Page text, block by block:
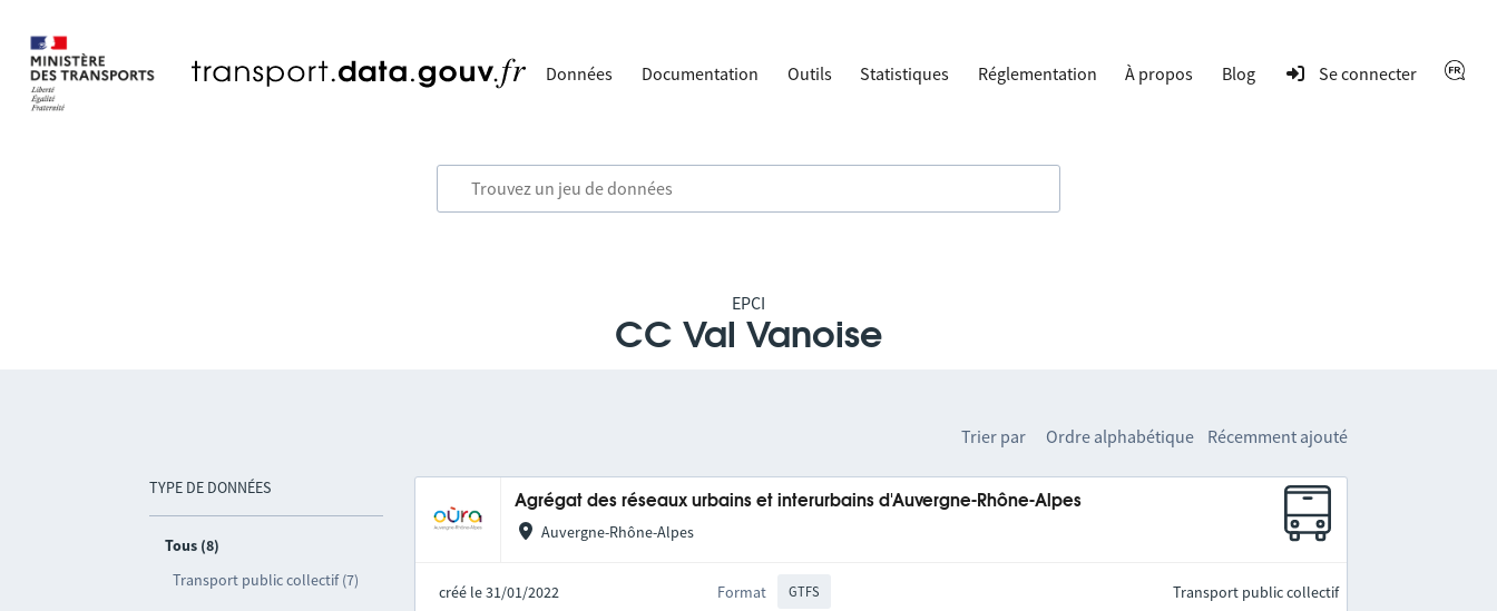
Données Documentation Outils Statistiques Réglementation À propos Blog Se connecter
EPCI
CC Val Vanoise
TYPE DE DONNÉES
Tous (8)
Transport public collectif (7)
Trier par Ordre alphabétique Récemment ajouté
Agrégat des réseaux urbains et interurbains d'Auvergne-Rhône-Alpes
Auvergne-Rhône-Alpes
créé le 31/01/2022 Format GTFS Transport public collectif